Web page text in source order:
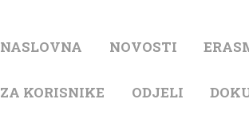
NASLOVNA NOVOSTI
ZA KORISNIKE ODJELI